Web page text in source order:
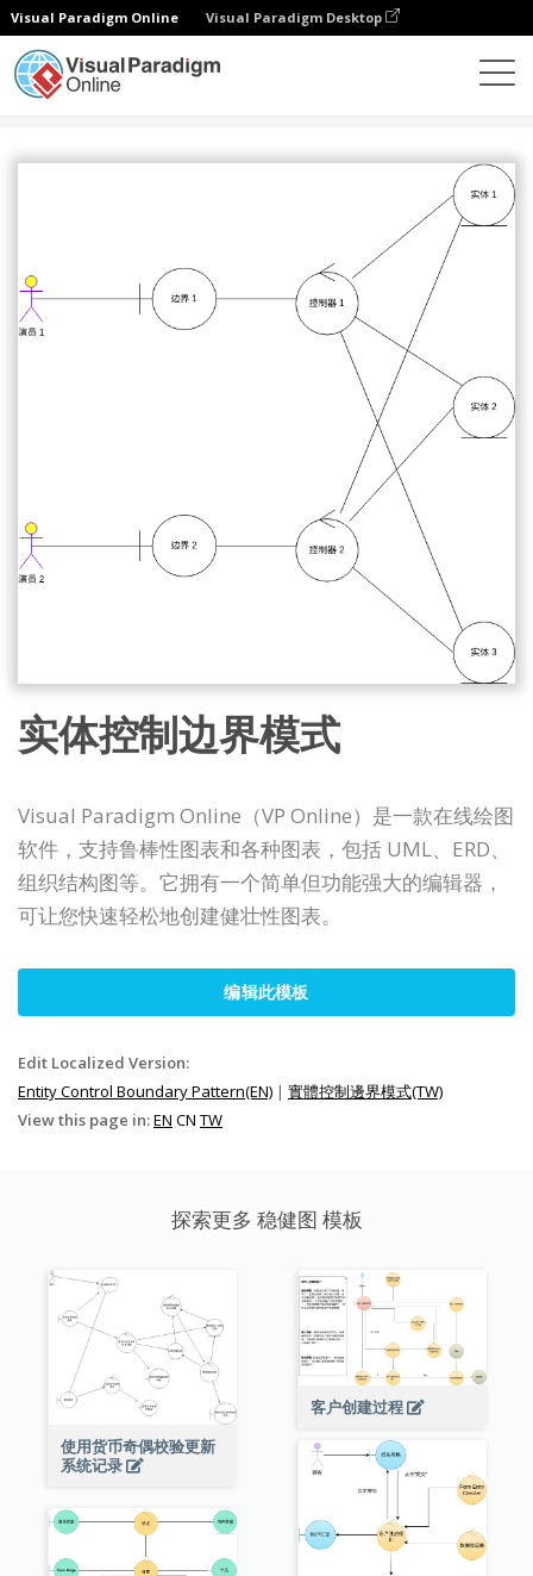
Visual Paradigm Online Visual Paradigm Desktop
实体控制边界模式
Visual Paradigm Online（VP Online）是一款在线绘图
软件，支持鲁棒性图表和各种图表，包括 UML、ERD、
组织结构图等。它拥有一个简单但功能强大的编辑器，
可让您快速轻松地创建健壮性图表。
编辑此模板
Edit Localized Version:
Entity Control Boundary Pattern(EN) | 實體控制邊界模式(TW)
View this page in:EN CN TW
探索更多 稳健图 模板
使用货币奇偶校验更新
系统记录
客户创建过程